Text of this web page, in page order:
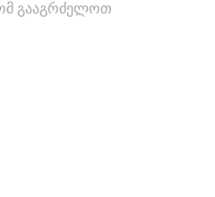
გააგრძელოთ